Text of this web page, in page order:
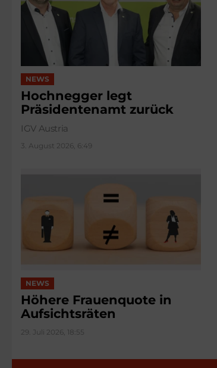
NEWS
Hochnegger legt
Präsidentenamt zurück
IGV Austria
3. August 2026, 6:49
NEWS
Höhere Frauenquote in
Aufsichtsräten
29. Juli 2026, 18:55